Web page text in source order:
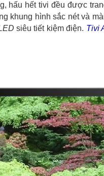
hấu hết tivi đều được
khung hình sắc nét và
siêu tiết kiệm điện. Tivi